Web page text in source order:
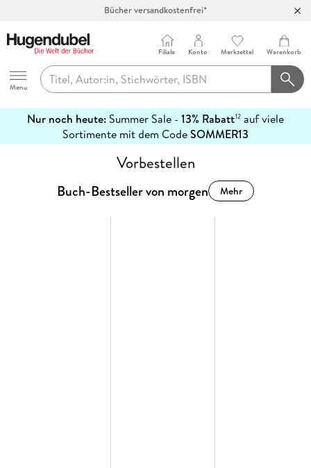
Bücher versandkostenfrei*
Abholung in über 100 Filialen
Hugendubel
Menu
Filiale Konto Merkzettel Warenkorb
Nur noch heute: Summer Sale - 13% Rabatt12 auf viele
Sortimente mit dem CodeSOMMER13
erfahren
Vorbestellen
Buch-Bestseller von morgen Mehr